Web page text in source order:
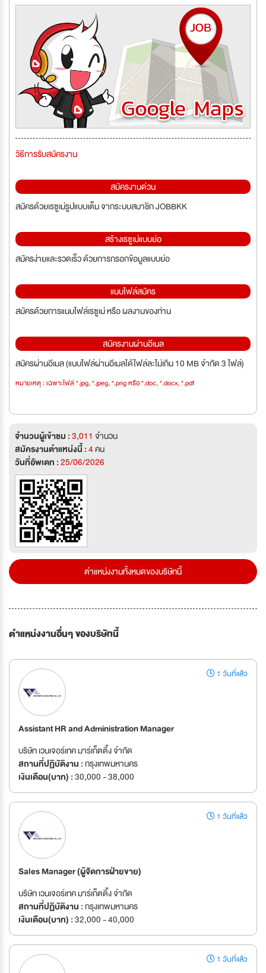
วิธีการรับสมัครงาน
สมัครงานด่วน
สมัครด้วยเรซูเม่รูปแบบเต็ม จากระบบสมาชิก JOBBKK
สร้างเรซูเม่แบบย่อ
สมัครง่ายและรวดเร็ว ด้วยการกรอกข้อมูลแบบย่อ
แนบไฟล์สมัคร
สมัครด้วยการแนบไฟล์เรซูเม่ หรือ ผลงานของท่าน
สมัครงานผ่านอีเมล
สมัครผ่านอีเมล (แนบไฟล์ผ่านอีเมลได้ไฟล์ละไม่เกิน 10 MB จำกัด 3 ไฟล์)
หมายเหตุ : เฉพาะไฟล์ *.jpg, *.jpeg, *.png หรือ *.doc, *.docx, *.pdf
จำนวนผู้เข้าชม :3,011 จำนวน
สมัครงานตำแหน่งนี้ :4คน
วันที่อัพเดท :25/06/2026
ตำแหน่งงานทั้งหมดของบริษัทนี้
ตำแหน่งงานอื่นๆ ของบริษัทนี้
1 วันที่แล้ว
Assistant HR and Administration Manager
บริษัท เวนเจอร์เทค มาร์เก็ตติ้ง จำกัด
สถานที่ปฏิบัติงาน :กรุงเทพมหานคร
เงินเดือน(บาท) :30,000 - 38,000
1 วันที่แล้ว
Sales Manager (ผู้จัดการฝ่ายขาย)
บริษัท เวนเจอร์เทค มาร์เก็ตติ้ง จำกัด
สถานที่ปฏิบัติงาน :กรุงเทพมหานคร
เงินเดือน(บาท) :32,000 - 40,000
1 วันที่แล้ว